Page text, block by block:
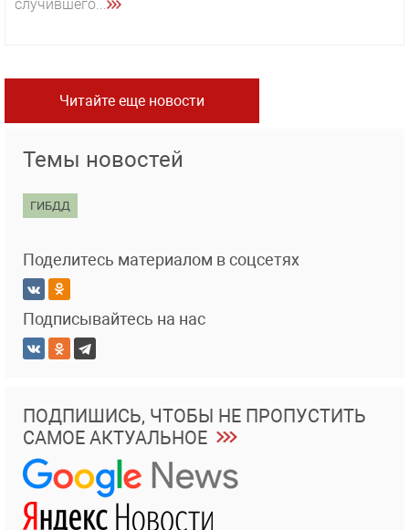
случившего...
Читайте еще новости
Темы новостей
ГИБДД
Поделитесь материалом в соцсетях
Подписывайтесь на нас
ПОДПИШИСЬ, ЧТОБЫ НЕ ПРОПУСТИТЬ
САМОЕ АКТУАЛЬНОЕ